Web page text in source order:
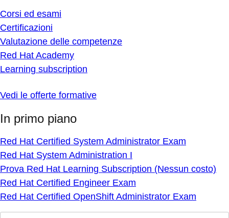
Corsi ed esami
Certificazioni
Valutazione delle competenze
Red Hat Academy
Learning subscription
Vedi le offerte formative
In primo piano
Red Hat Certified System Administrator Exam
Red Hat System Administration I
Prova Red Hat Learning Subscription (Nessun costo)
Red Hat Certified Engineer Exam
Red Hat Certified OpenShift Administrator Exam